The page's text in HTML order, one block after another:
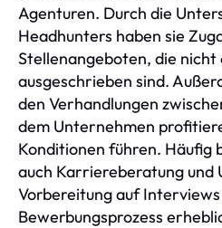
Agenturen. Durch die
Headhunters haben sie
Stellenangeboten, die
ausgeschrieben sind.
den Verhandlungen
dem Unternehmen
Konditionen führen. Häufig
auch Karriereberatung und
Vorbereitung auf
Bewerbungsprozess